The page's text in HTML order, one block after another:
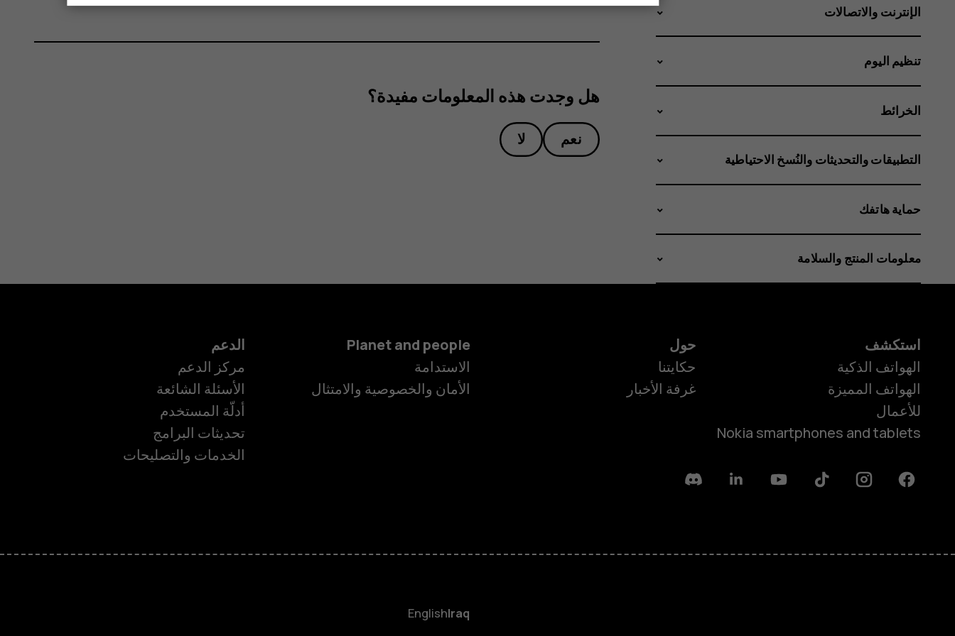
HMD Terra M
HMD DUB
هل وجدت هذه المعلومات مفيدة؟
نعم لا
الإنترنت والاتصالات
تنظيم اليوم
الخرائط
التطبيقات والتحديثات والنُسخ الاحتياطية
حماية هاتفك
معلومات المنتج والسلامة
استكشف
الهواتف الذكية
الهواتف المميزة
للأعمال
Nokia smartphones and tablets
حول
حكايتنا
غرفة الأخبار
Planet and people
الاستدامة
الأمان والخصوصية والامتثال
الدعم
مركز الدعم
الأسئلة الشائعة
أدلّة المستخدم
تحديثات البرامج
الخدمات والتصليحات
Facebook
Instagram
Tiktok
Youtube
Linkedin
Discord
Iraq
English